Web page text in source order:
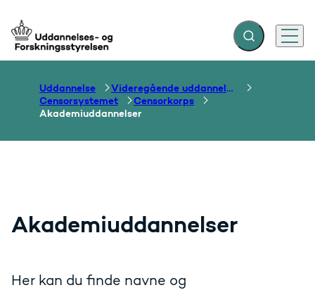
Gå til forsiden Fold søgefelt ud
Menu
Uddannelse
Videregående uddannelser
Censorsystemet
Censorkorps
Akademiuddannelser
Akademiuddannelser
Her kan du finde navne og